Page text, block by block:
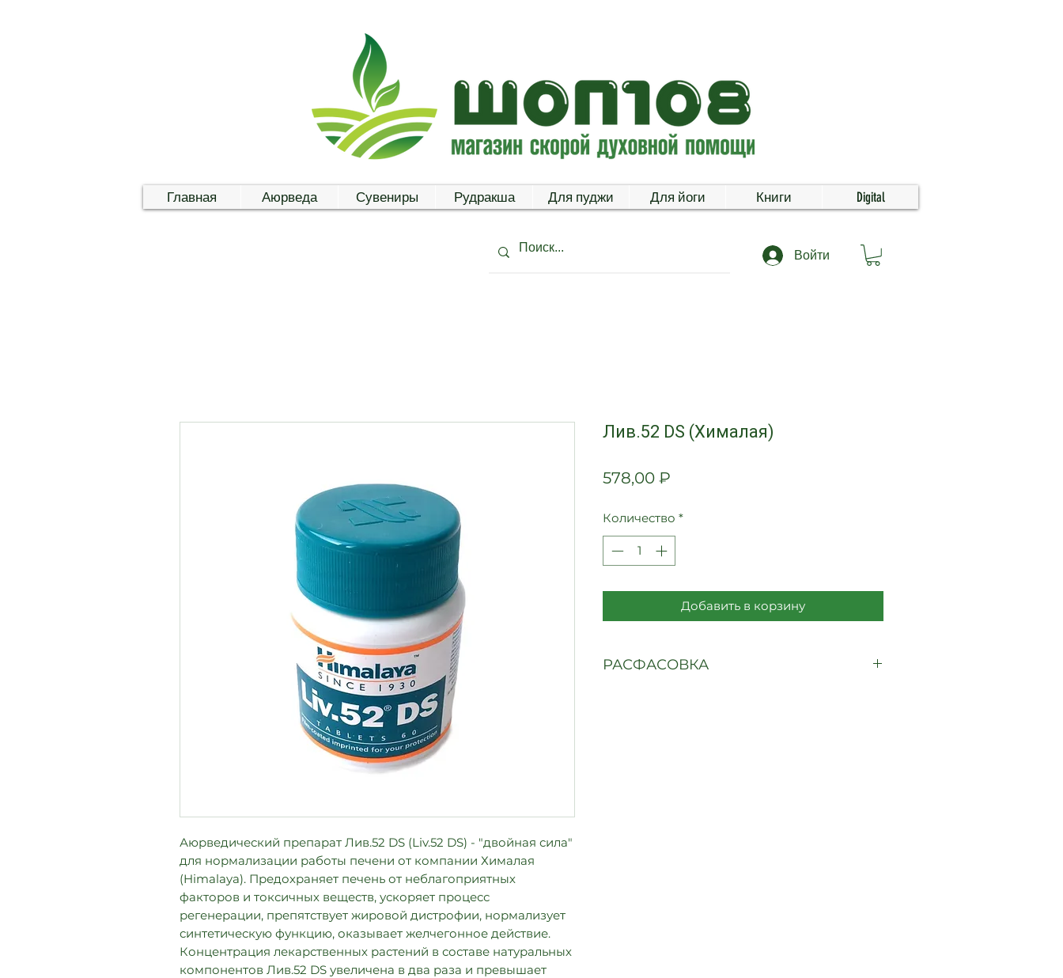
Главная Аюрведа Сувениры Рудракша Для пуджи Для йоги Книги Digital
Войти
Аюрведический препарат Лив.52 DS (Liv.52 DS) - "двойная сила"
для нормализации работы печени от компании Хималая
(Himalaya). Предохраняет печень от неблагоприятных
факторов и токсичных веществ, ускоряет процесс
регенерации, препятствует жировой дистрофии, нормализует
синтетическую функцию, оказывает желчегонное действие.
Концентрация лекарственных растений в составе натуральных
компонентов Лив.52 DS увеличена в два раза и превышает
Лив.52 DS (Хималая)
578,00 ₽
Количество *
Добавить в корзину
РАСФАСОВКА